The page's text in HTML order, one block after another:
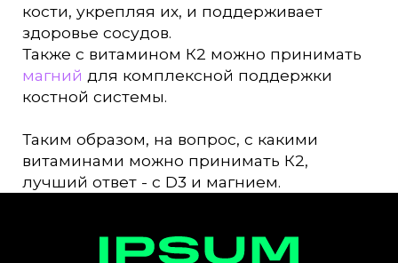
кости, укрепляя их, и поддерживает
здоровье сосудов.
Также с витамином К2 можно принимать
магний для комплексной поддержки
костной системы.
Таким образом, на вопрос, с какими
витаминами можно принимать К2,
лучший ответ - с D3 и магнием.